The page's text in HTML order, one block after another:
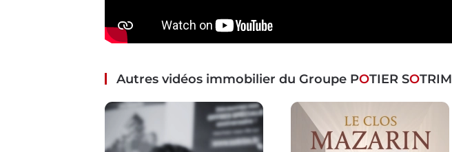
Autres vidéos immobilier du Groupe POTIER SOTRIM